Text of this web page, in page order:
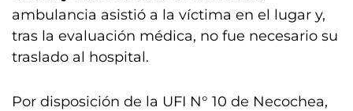
ambulancia asistió a la víctima en el lugar y,
tras la evaluación médica, no fue necesario su
traslado al hospital.
Por disposición de la UFI N° 10 de Necochea,